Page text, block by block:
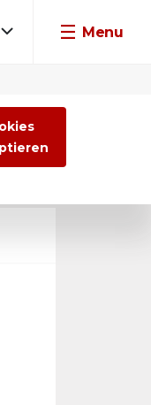
Menu